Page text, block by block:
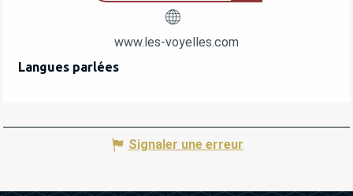
www.les-voyelles.com
Langues parlées
Langues parlées
Signaler une erreur